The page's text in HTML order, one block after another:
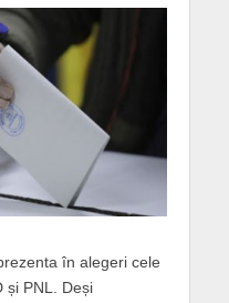
în alegeri cele
și PNL. Deși